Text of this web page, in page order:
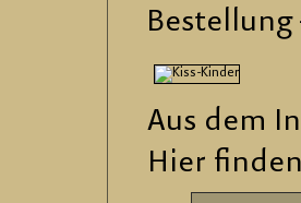
Aus dem
Hier